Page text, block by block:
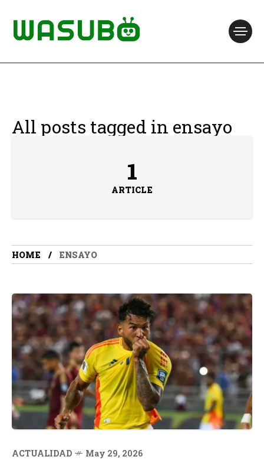
All posts tagged in ensayo
1
ARTICLE
HOME ENSAYO
ACTUALIDAD May 29, 2026